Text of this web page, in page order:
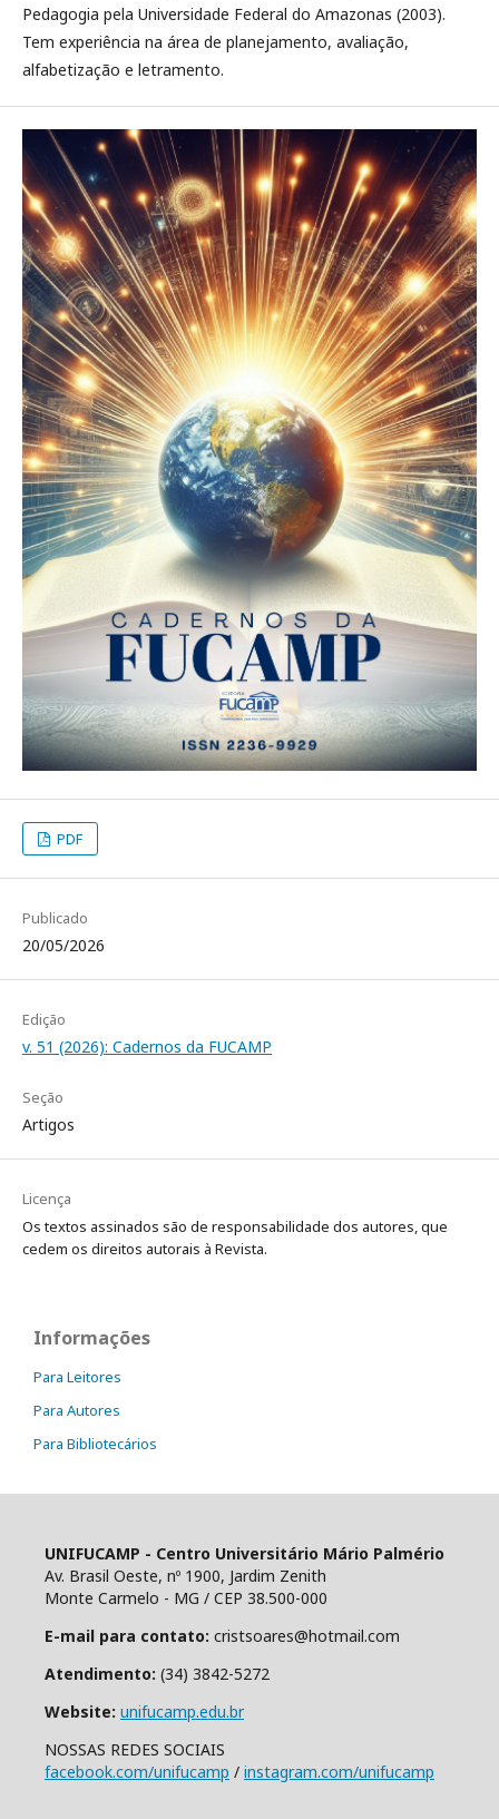
Pedagogia pela Universidade Federal do Amazonas (2003).
Tem experiência na área de planejamento, avaliação,
alfabetização e letramento.
PDF
Publicado
20/05/2026
Edição
v. 51 (2026): Cadernos da FUCAMP
Seção
Artigos
Licença
Os textos assinados são de responsabilidade dos autores, que
cedem os direitos autorais à Revista.
Informações
Para Leitores
Para Autores
Para Bibliotecários
UNIFUCAMP - Centro Universitário Mário Palmério
Av. Brasil Oeste, nº 1900, Jardim Zenith
Monte Carmelo - MG / CEP 38.500-000
E-mail para contato: cristsoares@hotmail.com
Atendimento: (34) 3842-5272
Website: unifucamp.edu.br
NOSSAS REDES SOCIAIS
facebook.com/unifucamp / instagram.com/unifucamp